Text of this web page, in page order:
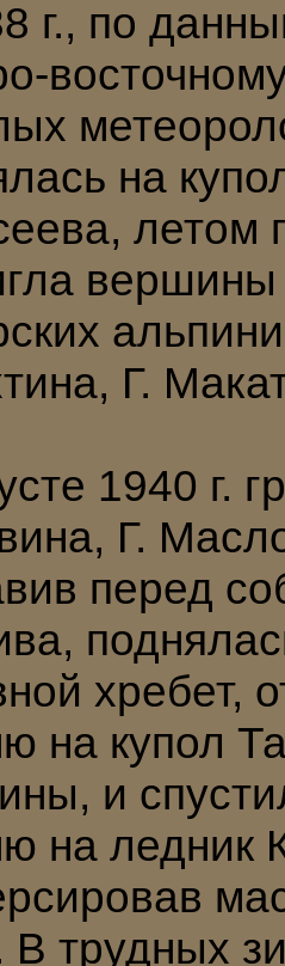
г., по
на
летом
вершины
Г.
1940 г.
Г.
перед
хребет,
на купол
и
на ледник
В трудных